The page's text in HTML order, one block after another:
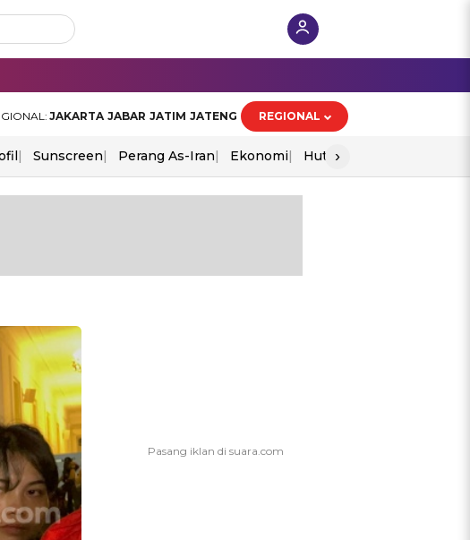
JAKARTA JABAR JATIM JATENG REGIONAL
Sunscreen Perang As-Iran Ekonomi Hut Ri
›